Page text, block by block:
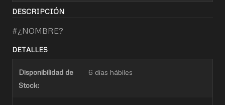
DESCRIPCIÓN
#¿NOMBRE?
DETALLES
Disponibilidad de
Stock:
6 días hábiles